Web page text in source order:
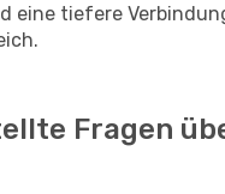
eine tiefere
Fragen